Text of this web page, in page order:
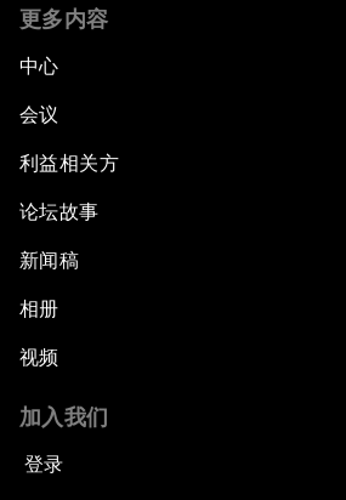
更多内容
中心
会议
利益相关方
论坛故事
新闻稿
相册
视频
加入我们
登录